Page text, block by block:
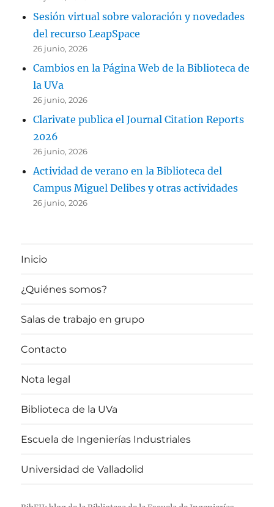
Sesión virtual sobre valoración y novedades
del recurso LeapSpace
26 junio, 2026
Cambios en la Página Web de la Biblioteca de
la UVa
26 junio, 2026
Clarivate publica el Journal Citation Reports
2026
26 junio, 2026
Actividad de verano en la Biblioteca del
Campus Miguel Delibes y otras actividades
26 junio, 2026
Inicio
¿Quiénes somos?
Salas de trabajo en grupo
Contacto
Nota legal
Biblioteca de la UVa
Escuela de Ingenierías Industriales
Universidad de Valladolid